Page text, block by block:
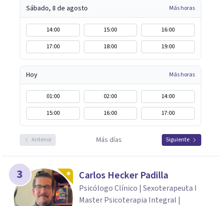
Sábado, 8 de agosto Más horas
14:00 15:00
16:00
17:00
18:00 19:00
Hoy Más horas
01:00 02:00
14:00
15:00
16:00 17:00
Anterior Más días Siguiente
3 Carlos Hecker Padilla
Psicólogo Clínico | Sexoterapeuta I
Master Psicoterapia Integral |